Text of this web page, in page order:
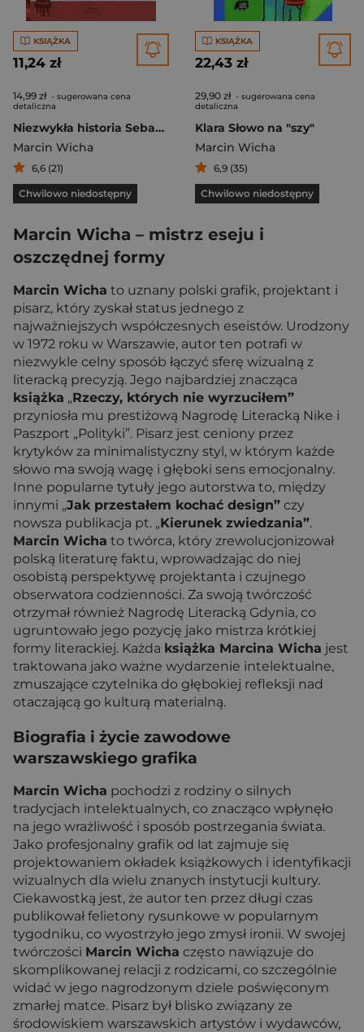
KSIĄŻKA
11,24 zł
14,99 zł - sugerowana cena
detaliczna
Niezwykła historia Sebastiana Van Pirka
Marcin Wicha
6,6 (21)
Chwilowo niedostępny
KSIĄŻKA
22,43 zł
29,90 zł - sugerowana cena
detaliczna
Klara Słowo na "szy"
Marcin Wicha
6,9 (35)
Chwilowo niedostępny
Marcin Wicha – mistrz eseju i
oszczędnej formy
Marcin Wicha to uznany polski grafik, projektant i
pisarz, który zyskał status jednego z
najważniejszych współczesnych eseistów. Urodzony
w 1972 roku w Warszawie, autor ten potrafi w
niezwykle celny sposób łączyć sferę wizualną z
literacką precyzją. Jego najbardziej znacząca
książka „Rzeczy, których nie wyrzuciłem”
przyniosła mu prestiżową Nagrodę Literacką Nike i
Paszport „Polityki”. Pisarz jest ceniony przez
krytyków za minimalistyczny styl, w którym każde
słowo ma swoją wagę i głęboki sens emocjonalny.
Inne popularne tytuły jego autorstwa to, między
innymi „Jak przestałem kochać design” czy
nowsza publikacja pt. „Kierunek zwiedzania”.
Marcin Wicha to twórca, który zrewolucjonizował
polską literaturę faktu, wprowadzając do niej
osobistą perspektywę projektanta i czujnego
obserwatora codzienności. Za swoją twórczość
otrzymał również Nagrodę Literacką Gdynia, co
ugruntowało jego pozycję jako mistrza krótkiej
formy literackiej. Każda książka Marcina Wicha jest
traktowana jako ważne wydarzenie intelektualne,
zmuszające czytelnika do głębokiej refleksji nad
otaczającą go kulturą materialną.
Biografia i życie zawodowe
warszawskiego grafika
Marcin Wicha pochodzi z rodziny o silnych
tradycjach intelektualnych, co znacząco wpłynęło
na jego wrażliwość i sposób postrzegania świata.
Jako profesjonalny grafik od lat zajmuje się
projektowaniem okładek książkowych i identyfikacji
wizualnych dla wielu znanych instytucji kultury.
Ciekawostką jest, że autor ten przez długi czas
publikował felietony rysunkowe w popularnym
tygodniku, co wyostrzyło jego zmysł ironii. W swojej
twórczości Marcin Wicha często nawiązuje do
skomplikowanej relacji z rodzicami, co szczególnie
widać w jego nagrodzonym dziele poświęconym
zmarłej matce. Pisarz był blisko związany ze
środowiskiem warszawskich artystów i wydawców,